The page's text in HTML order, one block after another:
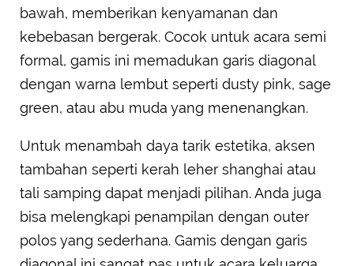
bawah, memberikan kenyamanan dan
kebebasan bergerak. Cocok untuk acara semi
formal, gamis ini memadukan garis diagonal
dengan warna lembut seperti dusty pink, sage
green, atau abu muda yang menenangkan.
Untuk menambah daya tarik estetika, aksen
tambahan seperti kerah leher shanghai atau
tali samping dapat menjadi pilihan. Anda juga
bisa melengkapi penampilan dengan outer
polos yang sederhana. Gamis dengan garis